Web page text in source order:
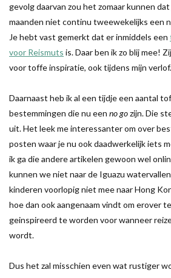
gevolg daarvan zou het zomaar kunnen
maanden niet continu tweewekelijks een
Je hebt vast gemerkt dat er inmiddels een
voor Reismuts is. Daar ben ik zo blij mee!
voor toffe inspiratie, ook tijdens mijn verlof.
Daarnaast heb ik al een tijdje een aantal
bestemmingen die nu een no gozijn. Die
uit. Het leek me interessanter om over
posten waar je nu ook daadwerkelijk iets
ik ga die andere artikelen gewoon wel
kunnen we niet naar de Iguazu
kinderen voorlopig niet mee naar Hong
hoe dan ook aangenaam vindt om erover
geinspireerd te worden voor wanneer
wordt.
Dus het zal misschien even wat rustiger